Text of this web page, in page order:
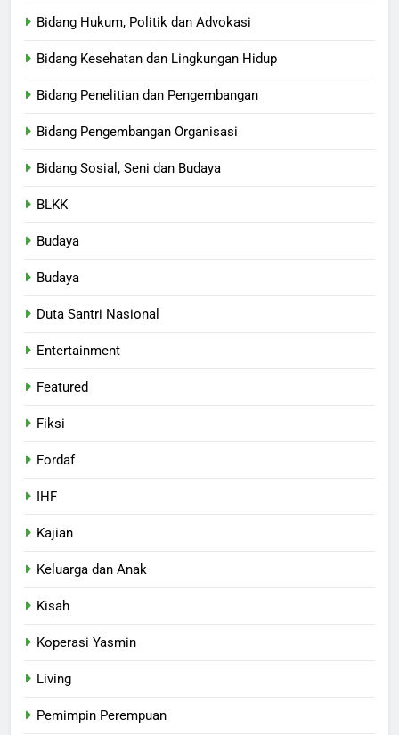
Bidang Hukum, Politik dan Advokasi
Bidang Kesehatan dan Lingkungan Hidup
Bidang Penelitian dan Pengembangan
Bidang Pengembangan Organisasi
Bidang Sosial, Seni dan Budaya
BLKK
Budaya
Budaya
Duta Santri Nasional
Entertainment
Featured
Fiksi
Fordaf
IHF
Kajian
Keluarga dan Anak
Kisah
Koperasi Yasmin
Living
Pemimpin Perempuan